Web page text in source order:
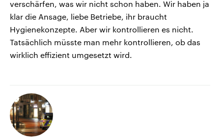
verschärfen, was wir nicht schon haben. Wir haben ja
klar die Ansage, liebe Betriebe, ihr braucht
Hygienekonzepte. Aber wir kontrollieren es nicht.
Tatsächlich müsste man mehr kontrollieren, ob das
wirklich effizient umgesetzt wird.